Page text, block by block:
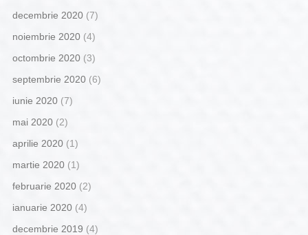
decembrie 2020(7)
noiembrie 2020(4)
octombrie 2020(3)
septembrie 2020(6)
iunie 2020(7)
mai 2020(2)
aprilie 2020(1)
martie 2020(1)
februarie 2020(2)
ianuarie 2020(4)
decembrie 2019 (4)